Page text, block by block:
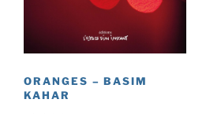
ORANGES – BASIM
KAHAR